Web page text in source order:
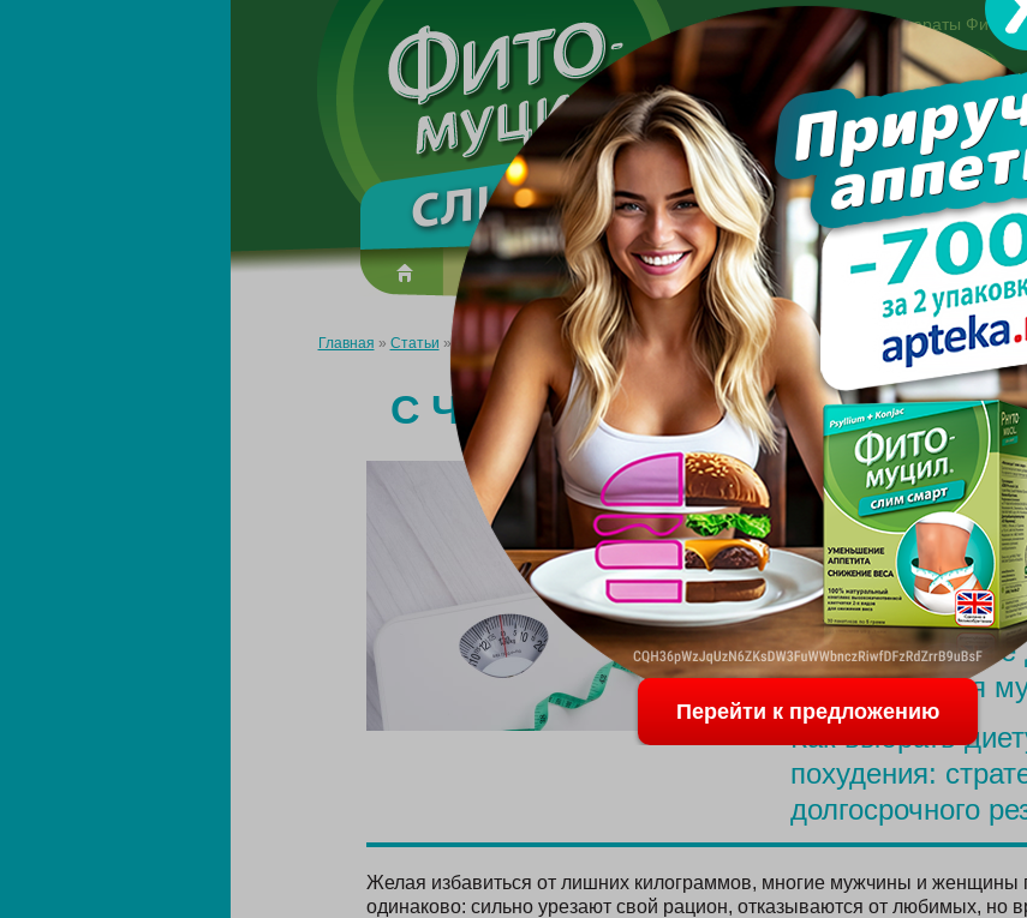
Другие препараты
Норм
Made in the UK
Консультация специалиста:
+7 495 744-06-27
О препарате Усиль эффект Полезно знать Вопрос-
Главная » Статьи »С чего начать здоровое похудение
С ЧЕГО НАЧАТЬ ЗДОРОВОЕ
Меню для
родов
Простое питание
похудения для
Как выбрать
похудения:
долгосрочного
Желая избавиться от лишних килограммов, многие мужчины и женщины
одинаково: сильно урезают свой рацион, отказываются от любимых, но
Перейти к предложению